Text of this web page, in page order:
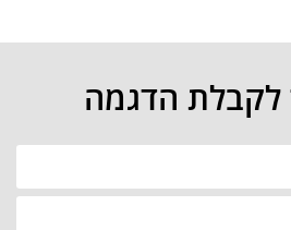
לקבלת הדגמה